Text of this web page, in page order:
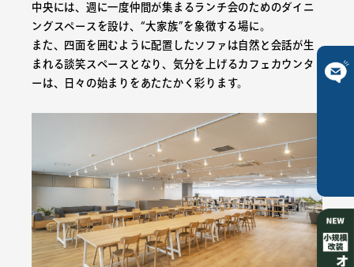
中央には、週に一度仲間が集まるランチ会のためのダイニ
ングスペースを設け、“大家族”を象徴する場に。
また、四面を囲むように配置したソファは自然と会話が生
まれる談笑スペースとなり、気分を上げるカフェカウンタ
ーは、日々の始まりをあたたかく彩ります。
ご相談は
こちら